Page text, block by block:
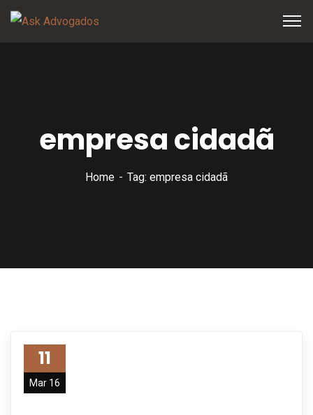
empresa cidadã
Home Tag: empresa cidadã
11
Mar 16